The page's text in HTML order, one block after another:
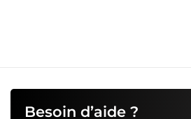
Besoin d’aide ?